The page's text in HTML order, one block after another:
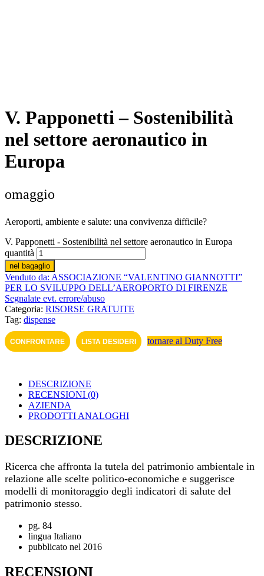
V. Papponetti – Sostenibilità
nel settore aeronautico in
Europa
omaggio
Aeroporti, ambiente e salute: una convivenza difficile?
V. Papponetti - Sostenibilità nel settore aeronautico in Europa
quantità
nel bagaglio
Venduto da: ASSOCIAZIONE “VALENTINO GIANNOTTI”
PER LO SVILUPPO DELL’AEROPORTO DI FI­RENZE
Segnalate evt. errore/abuso
Categoria: RISORSE GRATUITE
Tag: dispense
CONFRONTARE LISTA DESIDERI tornare al Duty Free
DESCRIZIONE
RECENSIONI (0)
AZIENDA
PRODOTTI ANALOGHI
DESCRIZIONE
Ricerca che affronta la tutela del patrimonio ambientale in
relazione alle scelte politico-economiche e suggerisce
modelli di monitoraggio degli indicatori di salute del
patrimonio stesso.
pg. 84
lingua Italiano
pubblicato nel 2016
RECENSIONI